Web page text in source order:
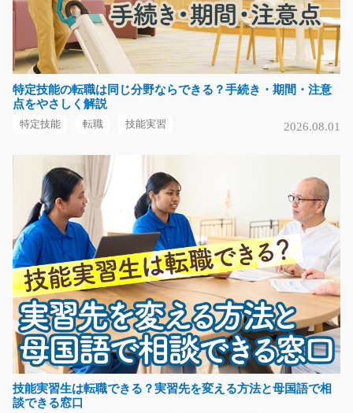
京都府京都市伏見区
気になる
介護スタッフ/y03_01663
＼人と関わる仕事がしたい方おすすめ♪／ 有料老人ホー
ムにて、入居者様の…
長期（3ヶ月以上）
時給1,220円
福岡県福岡市西区
気になる
手作業で小さな部品組み立てのお仕事/y02_00806
急募
【かんたん手作業】工場で電子部品を組み立てるお仕事
のご案内です！小さ…
特定技能の転職は同じ分野ならできる？手続き・期間・注意
点をやさしく解説
特定技能 転職 技能実習 2026.08.01
技能実習生は転職できる？実習先を変える方法と母国語で相
談できる窓口